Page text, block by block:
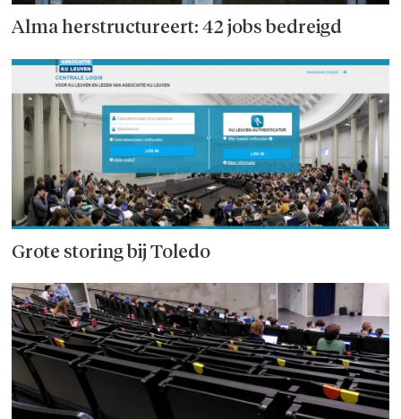
Alma herstructureert: 42 jobs bedreigd
Grote storing bij Toledo